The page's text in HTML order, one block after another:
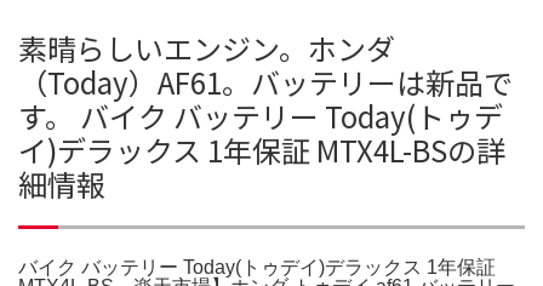
素晴らしいエンジン。ホンダ
（Today）AF61。バッテリーは新品で
す。 バイク バッテリー Today(トゥデ
イ)デラックス 1年保証 MTX4L-BSの詳
細情報
バイク バッテリー Today(トゥデイ)デラックス 1年保証